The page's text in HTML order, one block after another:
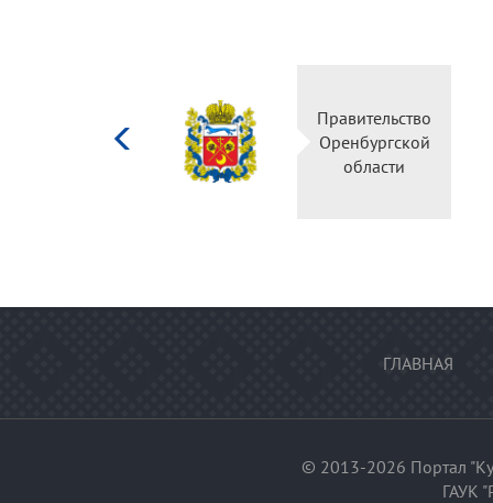
культуры
Российской
Правительство
Оренбургской
области
ГЛАВНАЯ
© 2013-2026 Портал
ГАУК